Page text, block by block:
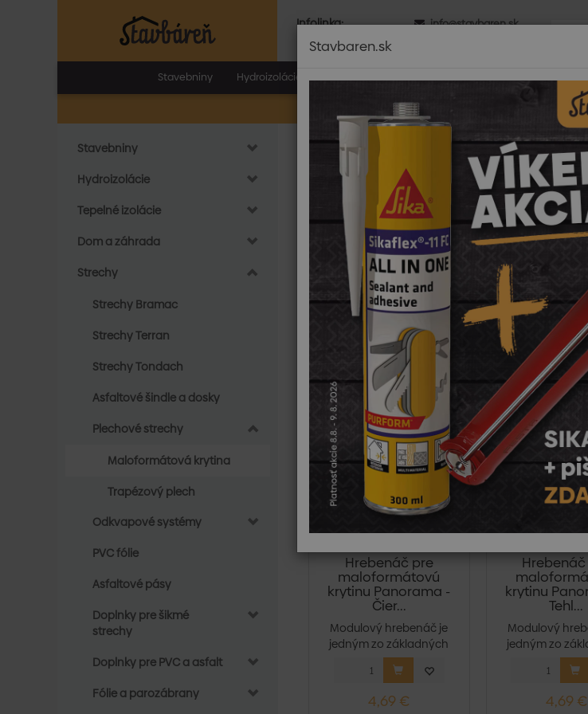
Pri nákupe tovaru nad 2900€
Infolinka:
Po.-Pia.: 8.00 - 16.00
info@stavbaren.sk
Stavebniny Hydroizolácie
Stavebniny
Hydroizolácie
Tepelné izolácie
Dom a záhrada
Strechy
Strechy Bramac
Strechy Terran
Strechy Tondach
Asfaltové šindle a dosky
Plechové strechy
Maloformátová krytina
Trapézový plech
Odkvapové systémy
PVC fólie
Asfaltové pásy
Doplnky pre šikmé
strechy
Doplnky pre PVC a asfalt
Fólie a parozábrany
Domov Plechové strechy
Maloformátová
Maloformátová oceľová krytinaPanorama je
elegantnému tvaru a klasickým proporciám, táto
štýl každej stavby.
Čítať viac
Zoradiť podľa
Skladom Sezóna Novinka
Hrebenáč pre
maloformátovú
krytinu Panorama -
Čier...
Modulový hrebenáč je
jedným zo základných
prvkov strešného s...
4,69 €
krytinu
Tehl...
Modulový
jedným zo
prvkov
4,69 €
Stavbaren.sk